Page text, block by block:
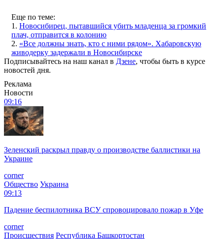
Еще по теме:
1. Новосибирец, пытавшийся убить младенца за громкий
плач, отправится в колонию
2. «Все должны знать, кто с ними рядом». Хабаровскую
живодерку задержали в Новосибирске
Подписывайтесь на наш канал в Дзене, чтобы быть в курсе
новостей дня.
Реклама
Новости
09:16
Зеленский раскрыл правду о производстве баллистики на
Украине
corner
Общество Украина
09:13
Падение беспилотника ВСУ спровоцировало пожар в Уфе
corner
Происшествия Республика Башкортостан